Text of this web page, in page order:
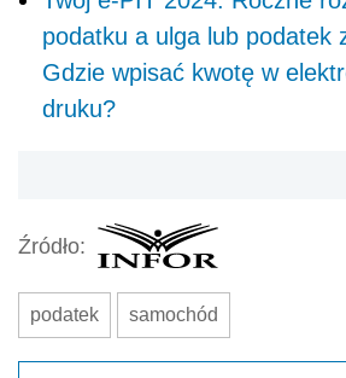
podatku a ulga lub podatek
Gdzie wpisać kwotę w
druku?
Źródło:
podatek samochód